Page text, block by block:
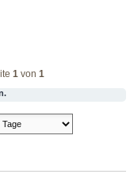
1von 1